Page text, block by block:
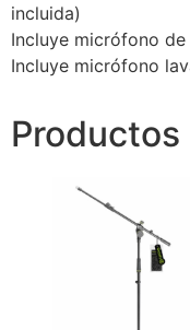
incluida)
Incluye micrófono de
Incluye micrófono